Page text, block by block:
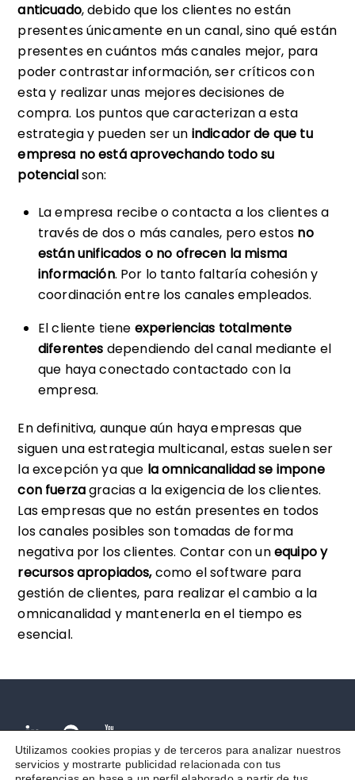
anticuado, debido que los clientes no están
presentes únicamente en un canal, sino qué están
presentes en cuántos más canales mejor, para
poder contrastar información, ser críticos con
esta y realizar unas mejores decisiones de
compra. Los puntos que caracterizan a esta
estrategia y pueden ser un indicador de que tu
empresa no está aprovechando todo su
potencialson:
La empresa recibe o contacta a los clientes a
través de dos o más canales, pero estos no
están unificados o no ofrecen la misma
información. Por lo tanto faltaría cohesión y
coordinación entre los canales empleados.
El cliente tiene experiencias totalmente
diferentes dependiendo del canal mediante el
que haya conectado contactado con la
empresa.
En definitiva, aunque aún haya empresas que
siguen una estrategia multicanal, estas suelen ser
la excepción ya que la omnicanalidad se impone
con fuerzagracias a la exigencia de los clientes.
Las empresas que no están presentes en todos
los canales posibles son tomadas de forma
negativa por los clientes. Contar con unequipo y
recursos apropiados,como el software para
gestión de clientes, para realizar el cambio a la
omnicanalidad y mantenerla en el tiempo es
esencial.
Facebook Spotify
Utilizamos cookies propias y de terceros para analizar nuestros
servicios y mostrarte publicidad relacionada con tus